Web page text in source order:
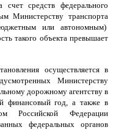
средств федерального
Министерству транспорта
или автономным)
такого объекта превышает
осуществляется в
Министерству
дорожному агентству в
финансовый год, а также в
Российской Федерации
федеральных органов